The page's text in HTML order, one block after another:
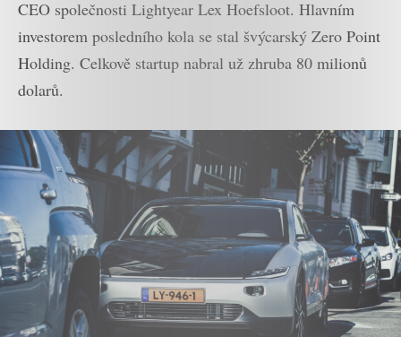
CEO společnosti Lightyear Lex Hoefsloot. Hlavním
investorem posledního kola se stal švýcarský Zero Point
Holding. Celkově startup nabral už zhruba 80 milionů
dolarů.